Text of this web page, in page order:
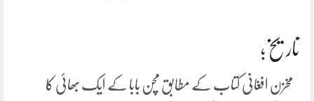
تاریخ؛
مخزن افغانی کتاب کے مطابق مچن بابا کے ایک بھائی کا